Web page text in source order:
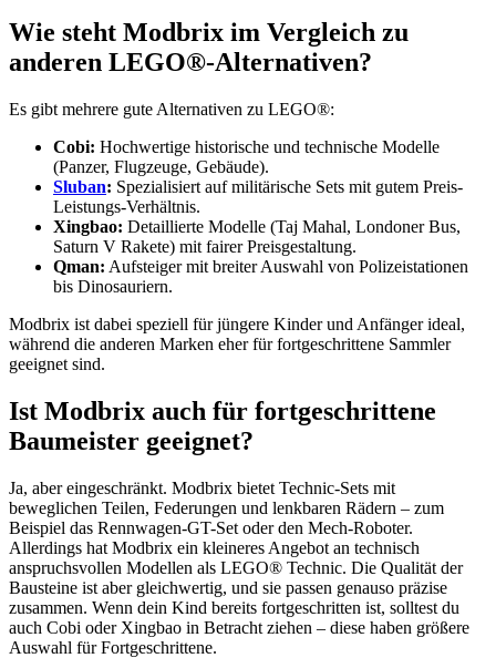
Wie steht Modbrix im Vergleich zu
anderen LEGO®-Alternativen?
Es gibt mehrere gute Alternativen zu LEGO®:
Cobi: Hochwertige historische und technische Modelle
(Panzer, Flugzeuge, Gebäude).
Sluban: Spezialisiert auf militärische Sets mit gutem Preis-
Leistungs-Verhältnis.
Xingbao: Detaillierte Modelle (Taj Mahal, Londoner Bus,
Saturn V Rakete) mit fairer Preisgestaltung.
Qman: Aufsteiger mit breiter Auswahl von Polizeistationen
bis Dinosauriern.
Modbrix ist dabei speziell für jüngere Kinder und Anfänger ideal,
während die anderen Marken eher für fortgeschrittene Sammler
geeignet sind.
Ist Modbrix auch für fortgeschrittene
Baumeister geeignet?
Ja, aber eingeschränkt. Modbrix bietet Technic-Sets mit
beweglichen Teilen, Federungen und lenkbaren Rädern – zum
Beispiel das Rennwagen-GT-Set oder den Mech-Roboter.
Allerdings hat Modbrix ein kleineres Angebot an technisch
anspruchsvollen Modellen als LEGO® Technic. Die Qualität der
Bausteine ist aber gleichwertig, und sie passen genauso präzise
zusammen. Wenn dein Kind bereits fortgeschritten ist, solltest du
auch Cobi oder Xingbao in Betracht ziehen – diese haben größere
Auswahl für Fortgeschrittene.